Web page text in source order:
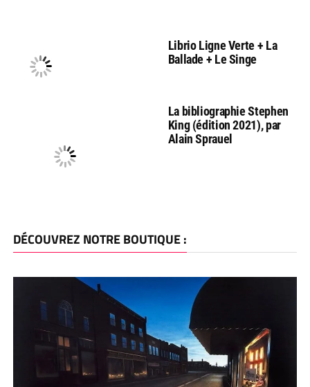
Librio Ligne Verte + La
Ballade + Le Singe
La bibliographie Stephen
King (édition 2021), par
Alain Sprauel
DÉCOUVREZ NOTRE BOUTIQUE :